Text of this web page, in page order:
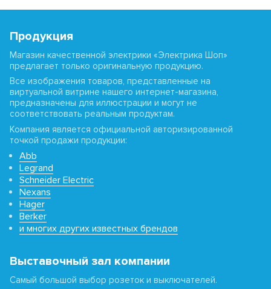
Продукция
Магазин качественной электрики «Электрика Шоп»
предлагает только оригинальную продукцию.
Все изображения товаров, представленные на
виртуальной витрине нашего интернет-магазина,
предназначены для иллюстрации и могут не
соответствовать реальным продуктам.
Компания является официальной авторизированной
точкой продажи продукции:
Abb
Legrand
Schneider Electric
Nexans
Hager
Berker
и многих других известных брендов
Выставочный зал компании
Самый большой выбор розеток и выключателей.